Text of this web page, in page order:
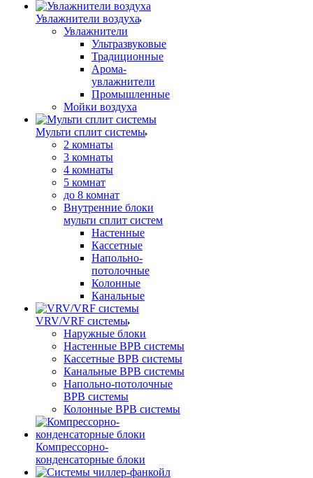
Увлажнители воздуха
Увлажнители
Ультразвуковые
Традиционные
Арома-
увлажнители
Промышленные
Мойки воздуха
Мульти сплит системы
2 комнаты
3 комнаты
4 комнаты
5 комнат
до 8 комнат
Внутренние блоки
мульти сплит систем
Настенные
Кассетные
Напольно-
потолочные
Колонные
Канальные
VRV/VRF системы
Наружные блоки
Настенные ВРВ системы
Кассетные ВРВ системы
Канальные ВРВ системы
Напольно-потолочные
ВРВ системы
Колонные ВРВ системы
Компрессорно-
конденсаторные блоки